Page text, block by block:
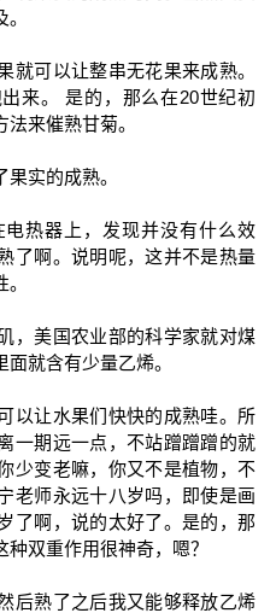
就可以让整串无花果来成熟。
来。 是的，那么在20世纪初
来催熟甘菊。
实的成熟。
热器上，发现并没有什么效
了啊。说明呢，这并不是热量
，美国农业部的科学家就对煤
就含有少量乙烯。
以让水果们快快的成熟哇。所
一期远一点，不站蹭蹭蹭的就
少变老嘛，你又不是植物，不
老师永远十八岁吗，即使是画
了啊，说的太好了。是的，那
双重作用很神奇，嗯？
后熟了之后我又能够释放乙烯